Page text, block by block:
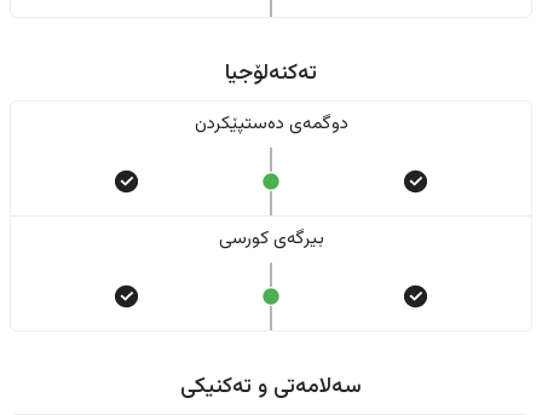
تەکنەلۆجیا
دوگمەی دەستپێکردن
بیرگەی کورسی
سەلامەتی و تەکنیکی